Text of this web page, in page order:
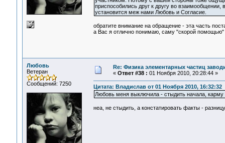
приспособились друг к другу во
установится меж нами Любовь и Согласие.
обратите внимание на обращение - эта часть
а Вас я отлично понимаю, саму "скорой помощью"
Любовь
Ветеран
Сообщений: 7250
Re: Физика элементарных частиц
« Ответ #38 : 01 Ноября 2010, 20:28:44 »
Цитата: Владислав от 01 Ноября 2010, 16:32:32
Любовь меня выключила - стыдить начала, карму
неа, не стыдить, а констатировать факты -